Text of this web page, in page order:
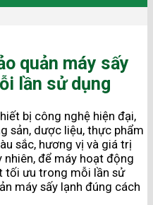
quản máy sấy
lần sử dụng
bị công nghệ hiện đại,
sản, dược liệu, thực phẩm
sắc, hương vị và giá trị
nhiên, để máy hoạt động
tối ưu trong mỗi lần sử
máy sấy lạnh đúng cách